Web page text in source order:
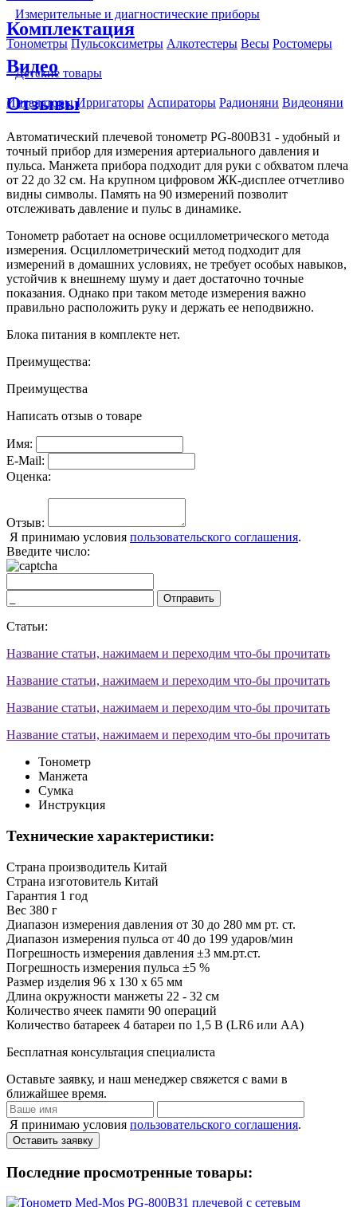
Измерительные и диагностические приборы
Тонометры Пульсоксиметры Алкотестеры Весы Ростомеры
Детские товары
Ингаляторы Ирригаторы Аспираторы Радионяни Видеоняни
Комплектация
Видео
Отзывы
Автоматический плечевой тонометр PG-800B31 - удобный и
точный прибор для измерения артериального давления и
пульса. Манжета прибора подходит для руки с обхватом плеча
от 22 до 32 см. На крупном цифровом ЖК-дисплее отчетливо
видны символы. Память на 90 измерений позволит
отслеживать давление и пульс в динамике.
Тонометр работает на основе осциллометрического метода
измерения. Осциллометрический метод подходит для
измерений в домашних условиях, не требует особых навыков,
устойчив к внешнему шуму и дает достаточно точные
показания. Однако при таком методе измерения важно
правильно расположить руку и держать ее неподвижно.
Блока питания в комплекте нет.
Преимущества:
Преимущества
Написать отзыв о товаре
Имя:
E-Mail:
Оценка:
Отзыв:
Я принимаю условия пользовательского соглашения.
Введите число:
Отправить
Статьи:
Название статьи, нажимаем и переходим что-бы прочитать
Название статьи, нажимаем и переходим что-бы прочитать
Название статьи, нажимаем и переходим что-бы прочитать
Название статьи, нажимаем и переходим что-бы прочитать
Тонометр
Манжета
Сумка
Инструкция
Технические характеристики:
Страна производитель Китай
Страна изготовитель Китай
Гарантия 1 год
Вес 380 г
Диапазон измерения давления от 30 до 280 мм рт. ст.
Диапазон измерения пульса от 40 до 199 ударов/мин
Погрешность измерения давления ±3 мм.рт.ст.
Погрешность измерения пульса ±5 %
Размер изделия 96 х 130 х 65 мм
Длина окружности манжеты 22 - 32 см
Количество ячеек памяти 90 операций
Количество батареек 4 батареи по 1,5 В (LR6 или AA)
Бесплатная консультация специалиста
Оставьте заявку, и наш менеджер свяжется с вами в
ближайшее время.
Я принимаю условия пользовательского соглашения.
Оставить заявку
Последние просмотренные товары: